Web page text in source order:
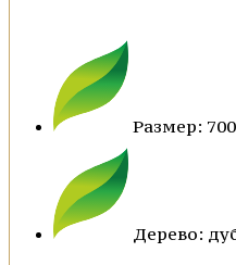
Размер:
Дерево: